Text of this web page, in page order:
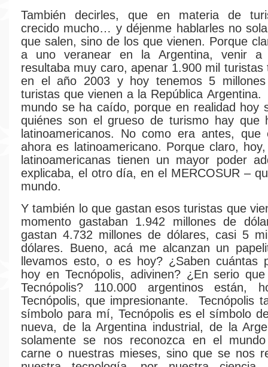
También decirles, que en materia de
crecido mucho… y déjenme hablarles no
que salen, sino de los que vienen. Porque
a uno veranear en la Argentina, venir a
resultaba muy caro, apenar 1.900 mil turistas
en el año 2003 y hoy tenemos 5
turistas que vienen a la República
mundo se ha caído, porque en realidad hoy
quiénes son el grueso de turismo hay que
latinoamericanos. No como era antes, que
ahora es latinoamericano. Porque claro,
latinoamericanas tienen un mayor poder
explicaba, el otro día, en el MERCOSUR –
mundo.
Y también lo que gastan esos turistas que
momento gastaban 1.942 millones de
gastan 4.732 millones de dólares, casi 5
dólares. Bueno, acá me alcanzan un
llevamos esto, o es hoy? ¿Saben cuántas
hoy en Tecnópolis, adivinen? ¿En serio
Tecnópolis? 110.000 argentinos están,
Tecnópolis, que impresionante. Tecnópolis
símbolo para mí, Tecnópolis es el símbolo
nueva, de la Argentina industrial, de la
solamente se nos reconozca en el
carne o nuestras mieses, sino que se nos